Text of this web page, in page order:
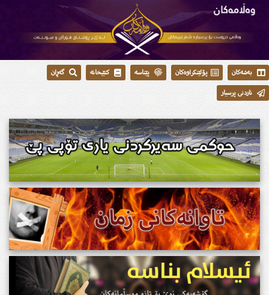
بەشەکان پۆلێنکراوەکان پێناسە کتێبخانە
گەڕان
ناردنی پرسیار